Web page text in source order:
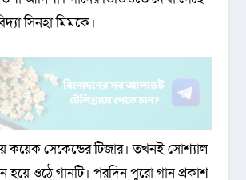
সিনহা মিমকে।
কয়েক সেকেন্ডের টিজার। তখনই সোশ্যাল
হয়ে ওঠে গানটি। পরদিন পুরো গান প্রকাশ